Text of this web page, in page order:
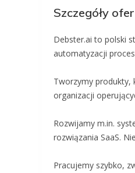
Szczegóły
Debster.ai to polski
automatyzacji
Tworzymy produkty,
organizacji
Rozwijamy m.in.
rozwiązania SaaS.
Pracujemy szybko,